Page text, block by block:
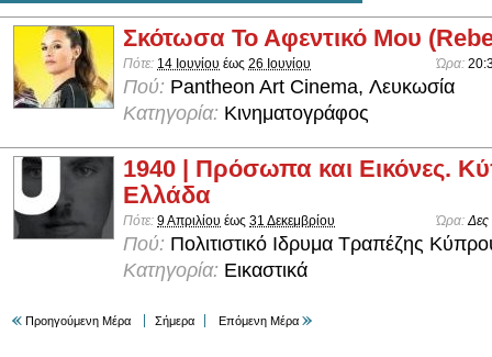
Σκότωσα Το Αφεντικό Μου
Πότε: 14 Ιουνίου έως 26 Ιουνίου Ώρα:
Πού: Pantheon Art Cinema, Λευκωσία
Κατηγορία: Κινηματογράφος
1940 | Πρόσωπα και Εικόνες.
Ελλάδα
Πότε: 9 Απριλίου έως 31 Δεκεμβρίου Ώρα:Δες
Πού: Πολιτιστικό Ιδρυμα Τραπέζης
Κατηγορία: Εικαστικά
Προηγούμενη Μέρα Σήμερα Επόμενη Μέρα